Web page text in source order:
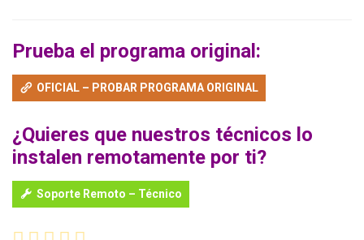
Prueba el programa original:
OFICIAL – PROBAR PROGRAMA ORIGINAL
¿Quieres que nuestros técnicos lo
instalen remotamente por ti?
Soporte Remoto – Técnico